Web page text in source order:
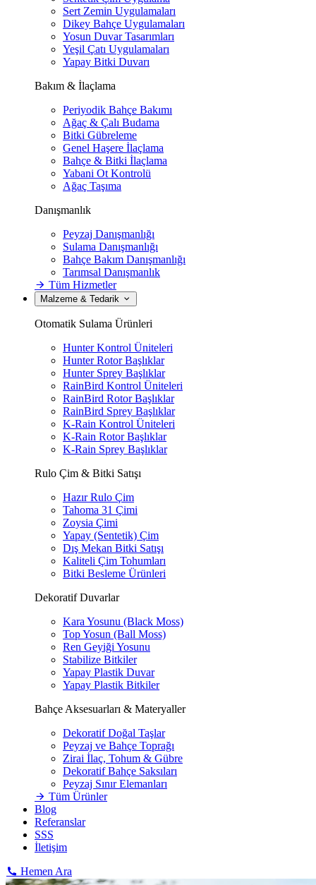
Sert Zemin Uygulamaları
Dikey Bahçe Uygulamaları
Yosun Duvar Tasarımları
Yeşil Çatı Uygulamaları
Yapay Bitki Duvarı
Bakım & İlaçlama
Periyodik Bahçe Bakımı
Ağaç & Çalı Budama
Bitki Gübreleme
Genel Haşere İlaçlama
Bahçe & Bitki İlaçlama
Yabani Ot Kontrolü
Ağaç Taşıma
Danışmanlık
Peyzaj Danışmanlığı
Sulama Danışmanlığı
Bahçe Bakım Danışmanlığı
Tarımsal Danışmanlık
Tüm Hizmetler
Malzeme & Tedarik
Otomatik Sulama Ürünleri
Hunter Kontrol Üniteleri
Hunter Rotor Başlıklar
Hunter Sprey Başlıklar
RainBird Kontrol Üniteleri
RainBird Rotor Başlıklar
RainBird Sprey Başlıklar
K-Rain Kontrol Üniteleri
K-Rain Rotor Başlıklar
K-Rain Sprey Başlıklar
Rulo Çim & Bitki Satışı
Hazır Rulo Çim
Tahoma 31 Çimi
Zoysia Çimi
Yapay (Sentetik) Çim
Dış Mekan Bitki Satışı
Kaliteli Çim Tohumları
Bitki Besleme Ürünleri
Dekoratif Duvarlar
Kara Yosunu (Black Moss)
Top Yosun (Ball Moss)
Ren Geyiği Yosunu
Stabilize Bitkiler
Yapay Plastik Duvar
Yapay Plastik Bitkiler
Bahçe Aksesuarları & Materyaller
Dekoratif Doğal Taşlar
Peyzaj ve Bahçe Toprağı
Zirai İlaç, Tohum & Gübre
Dekoratif Bahçe Saksıları
Peyzaj Sınır Elemanları
Tüm Ürünler
Blog
Referanslar
SSS
İletişim
Hemen Ara